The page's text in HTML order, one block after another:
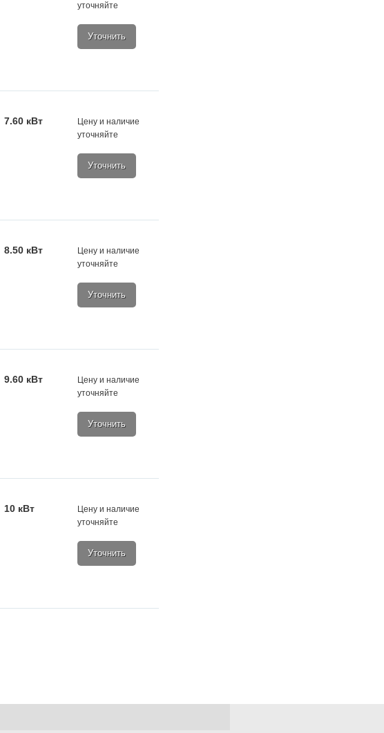
уточняйте
Уточнить
Цену и наличие
уточняйте
Уточнить
7.60 кВт
Цену и наличие
уточняйте
Уточнить
8.50 кВт
Цену и наличие
уточняйте
Уточнить
9.60 кВт
Цену и наличие
уточняйте
Уточнить
10 кВт